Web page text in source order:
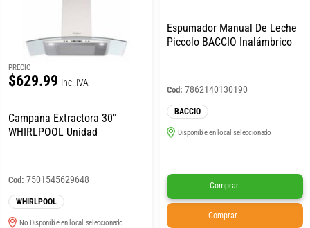
PRECIO
$629.99 Inc. IVA
Campana Extractora 30″
WHIRLPOOL Unidad
Cod: 7501545629648
WHIRLPOOL
No Disponible en local seleccionado
Espumador Manual De Leche
Piccolo BACCIO Inalámbrico
Cod: 7862140130190
BACCIO
Disponible en local seleccionado
Comprar
Comprar